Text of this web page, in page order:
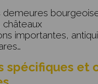
demeures
châteaux
importantes,
spécifiques et